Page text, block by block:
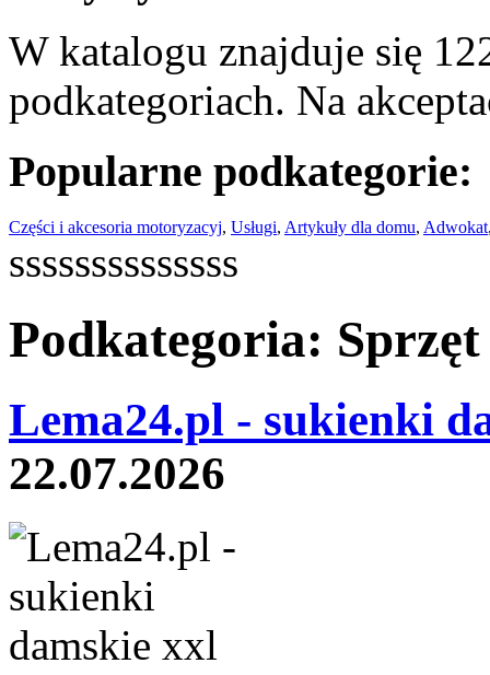
W katalogu znajduje się
podkategoriach. Na
Popularne podkategorie:
Części i akcesoria motoryzacyj, Usługi, Artykuły dla domu, Adwokat
ssssssssssssss
Podkategoria:
Lema24.pl - sukienki
22.07.2026